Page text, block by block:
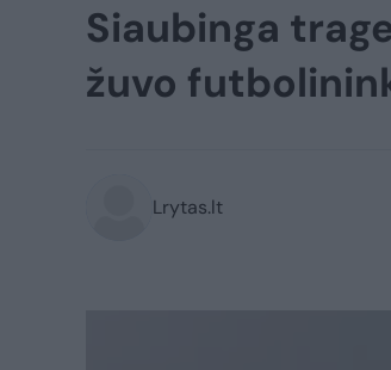
Siaubinga
žuvo
Lrytas.lt